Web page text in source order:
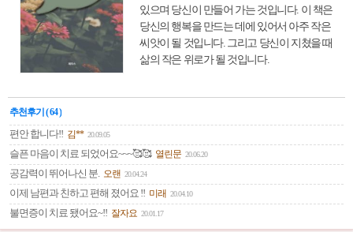
있으며 당신이 만들어 가는 것입니다. 이 책은
당신의 행복을 만드는 데에 있어서 아주 작은
씨앗이 될 것입니다. 그리고 당신이 지쳤을 때
삶의 작은 위로가 될 것입니다.
추천후기 ( 64 )
편안 합니다!! 김** 20.09.05
슬픈 마음이 치료 되었어요~~~🥰🥰 열린문 20.06.20
공감력이 뛰어나신 분. 오랜 20.04.24
이제 남편과 친하고 편해 졌어요 !! 미래 20.04.10
불면증이 치료 됐어요~!! 잘자요 20.01.17